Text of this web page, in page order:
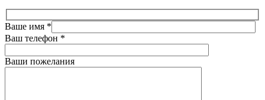
Ваше имя *
Ваш телефон *
Ваши пожелания